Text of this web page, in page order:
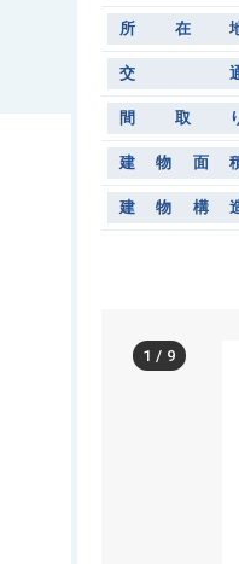
所 在
交
間 取
建 物 面
建 物 構
1 / 9